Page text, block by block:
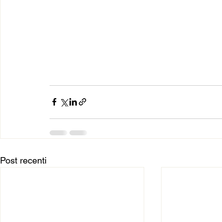
Post recenti